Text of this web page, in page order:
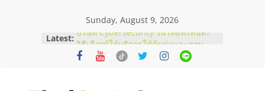
Sunday, August 9, 2026
Latest: บริษัท Cybersecurity ในไทยที่ไหนดี?
วิธีเลือกผู้ให้บริการให้คุ้มค่าและตอบ
โจทย์ธุรกิจ